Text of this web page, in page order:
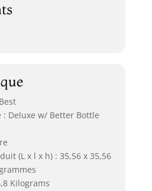
Deluxe w/ Better Bottle
(L x l x h) : 35,56 x 35,56
Kilograms